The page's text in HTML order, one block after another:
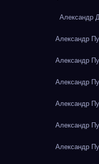
Александр
Александр
Александр
Александр
Александр
Александр
Александр